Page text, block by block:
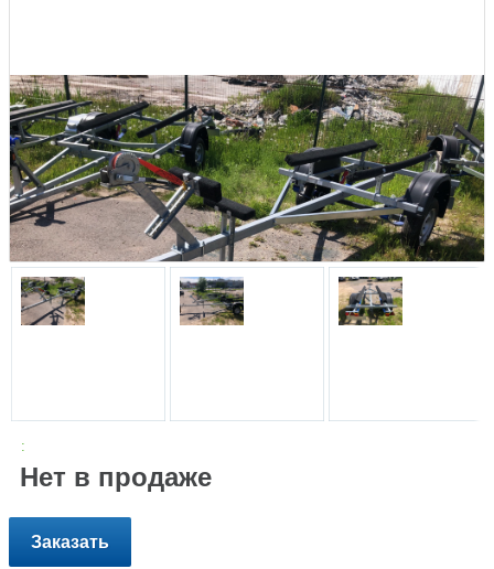
:
Нет в продаже
Заказать